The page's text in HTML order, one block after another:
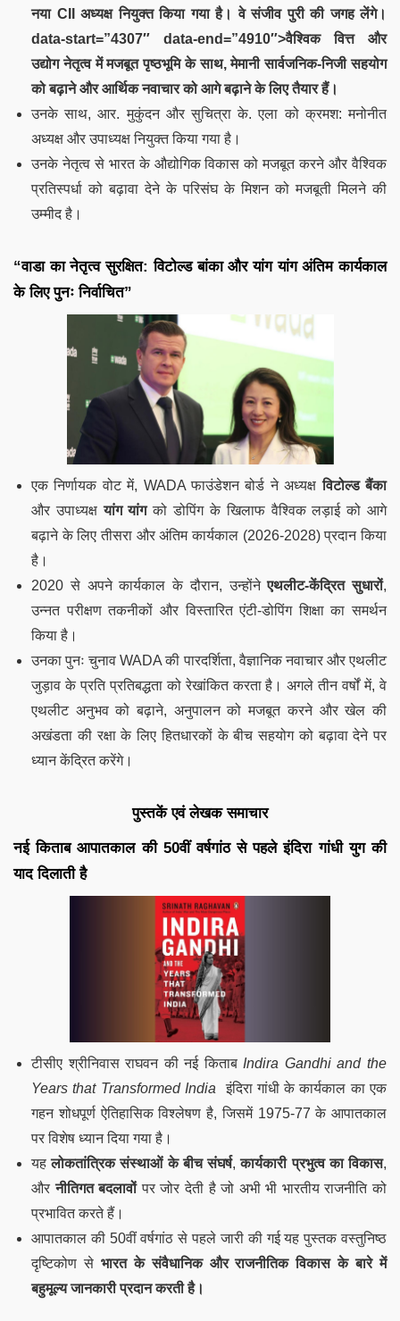
नया CII अध्यक्ष नियुक्त किया गया है। वे संजीव पुरी की जगह लेंगे।
data-start=”4307″ data-end=”4910″>वैश्विक वित्त और
उद्योग नेतृत्व में मजबूत पृष्ठभूमि के साथ, मेमानी सार्वजनिक-निजी सहयोग
को बढ़ाने और आर्थिक नवाचार को आगे बढ़ाने के लिए तैयार हैं।
उनके साथ, आर. मुकुंदन और सुचित्रा के. एला को क्रमश: मनोनीत
अध्यक्ष और उपाध्यक्ष नियुक्त किया गया है।
उनके नेतृत्व से भारत के औद्योगिक विकास को मजबूत करने और वैश्विक
प्रतिस्पर्धा को बढ़ावा देने के परिसंघ के मिशन को मजबूती मिलने की
उम्मीद है।
“वाडा का नेतृत्व सुरक्षित: विटोल्ड बांका और यांग यांग अंतिम कार्यकाल
के लिए पुनः निर्वाचित”
एक निर्णायक वोट में, WADA फाउंडेशन बोर्ड ने अध्यक्षविटोल्ड बैंका
और उपाध्यक्षयांग यांगको डोपिंग के खिलाफ वैश्विक लड़ाई को आगे
बढ़ाने के लिए तीसरा और अंतिम कार्यकाल (2026-2028) प्रदान किया
है।
2020 से अपने कार्यकाल के दौरान, उन्होंनेएथलीट-केंद्रित सुधारों,
उन्नत परीक्षण तकनीकों और विस्तारित एंटी-डोपिंग शिक्षा का समर्थन
किया है।
उनका पुनः चुनाव WADA की पारदर्शिता, वैज्ञानिक नवाचार और एथलीट
जुड़ाव के प्रति प्रतिबद्धता को रेखांकित करता है। अगले तीन वर्षों में, वे
एथलीट अनुभव को बढ़ाने, अनुपालन को मजबूत करने और खेल की
अखंडता की रक्षा के लिए हितधारकों के बीच सहयोग को बढ़ावा देने पर
ध्यान केंद्रित करेंगे।
पुस्तकें एवं लेखक समाचार
नई किताब आपातकाल की 50वीं वर्षगांठ से पहले इंदिरा गांधी युग की
याद दिलाती है
टीसीए श्रीनिवास राघवन की नई किताबIndira Gandhi and the
Years that Transformed India इंदिरा गांधी के कार्यकाल का एक
गहन शोधपूर्ण ऐतिहासिक विश्लेषण है, जिसमें 1975-77 के आपातकाल
पर विशेष ध्यान दिया गया है।
यहलोकतांत्रिक संस्थाओं के बीच संघर्ष,कार्यकारी प्रभुत्व का विकास,
औरनीतिगत बदलावोंपर जोर देती है जो अभी भी भारतीय राजनीति को
प्रभावित करते हैं।
आपातकाल की 50वीं वर्षगांठ से पहले जारी की गई यह पुस्तक वस्तुनिष्ठ
दृष्टिकोण से भारत के संवैधानिक और राजनीतिक विकास के बारे में
बहुमूल्य जानकारी प्रदान करती है।